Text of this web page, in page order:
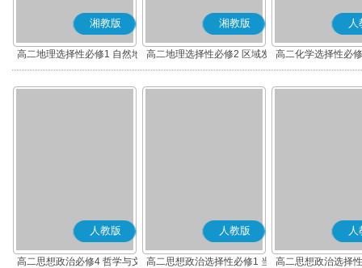
湘教版
高二地理选择性必修1 自然地
理基础
湘教版
高二地理选择性必修2 区域发
展
人
高二化学选择性必
应原理
人教版
高二思想政治必修4 哲学与文
人教版
高二思想政治选择性必修1 当
人
高二思想政治选择